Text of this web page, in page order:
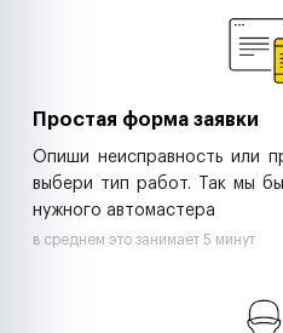
Простая форма заявки
Опиши неисправность или
выбери тип работ. Так мы
нужного автомастера
в среднем это занимает 5 минут